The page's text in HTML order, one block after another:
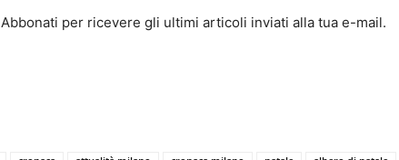
Abbonati per ricevere gli ultimi articoli inviati alla tua e-mail.